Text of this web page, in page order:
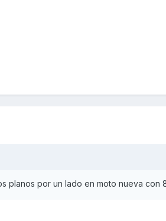
planos por un lado en moto nueva con